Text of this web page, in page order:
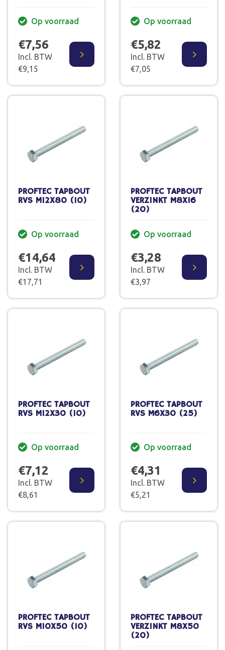
Op voorraad
€7,56
Incl. BTW
€9,15
Op voorraad
€5,82
Incl. BTW
€7,05
PROFTEC TAPBOUT
RVS M12X80 (10)
Op voorraad
€14,64
Incl. BTW
€17,71
PROFTEC TAPBOUT
VERZINKT M8X16
(20)
Op voorraad
€3,28
Incl. BTW
€3,97
PROFTEC TAPBOUT
RVS M12X30 (10)
Op voorraad
€7,12
Incl. BTW
€8,61
PROFTEC TAPBOUT
RVS M6X30 (25)
Op voorraad
€4,31
Incl. BTW
€5,21
PROFTEC TAPBOUT
RVS M10X50 (10)
PROFTEC TAPBOUT
VERZINKT M8X50
(20)